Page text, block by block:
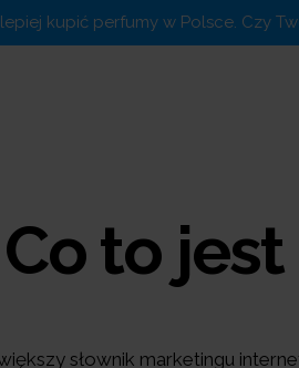
kupić perfumy w Polsce. Czy
Co to
słownik marketingu